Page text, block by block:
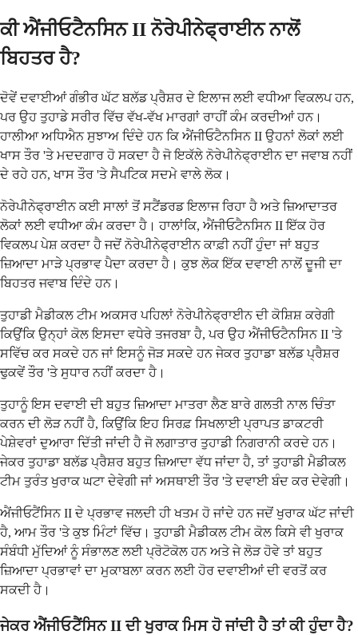
ਕੀ ਐਂਜੀਓਟੈਨਸਿਨ II ਨੋਰੇਪੀਨੇਫ੍ਰਾਈਨ ਨਾਲੋਂ
ਬਿਹਤਰ ਹੈ?
ਦੋਵੇਂ ਦਵਾਈਆਂ ਗੰਭੀਰ ਘੱਟ ਬਲੱਡ ਪ੍ਰੈਸ਼ਰ ਦੇ ਇਲਾਜ ਲਈ ਵਧੀਆ ਵਿਕਲਪ ਹਨ,
ਪਰ ਉਹ ਤੁਹਾਡੇ ਸਰੀਰ ਵਿੱਚ ਵੱਖ-ਵੱਖ ਮਾਰਗਾਂ ਰਾਹੀਂ ਕੰਮ ਕਰਦੀਆਂ ਹਨ।
ਹਾਲੀਆ ਅਧਿਐਨ ਸੁਝਾਅ ਦਿੰਦੇ ਹਨ ਕਿ ਐਂਜੀਓਟੈਨਸਿਨ II ਉਹਨਾਂ ਲੋਕਾਂ ਲਈ
ਖਾਸ ਤੌਰ 'ਤੇ ਮਦਦਗਾਰ ਹੋ ਸਕਦਾ ਹੈ ਜੋ ਇਕੱਲੇ ਨੋਰੇਪੀਨੇਫ੍ਰਾਈਨ ਦਾ ਜਵਾਬ ਨਹੀਂ
ਦੇ ਰਹੇ ਹਨ, ਖਾਸ ਤੌਰ 'ਤੇ ਸੈਪਟਿਕ ਸਦਮੇ ਵਾਲੇ ਲੋਕ।
ਨੋਰੇਪੀਨੇਫ੍ਰਾਈਨ ਕਈ ਸਾਲਾਂ ਤੋਂ ਸਟੈਂਡਰਡ ਇਲਾਜ ਰਿਹਾ ਹੈ ਅਤੇ ਜ਼ਿਆਦਾਤਰ
ਲੋਕਾਂ ਲਈ ਵਧੀਆ ਕੰਮ ਕਰਦਾ ਹੈ। ਹਾਲਾਂਕਿ, ਐਂਜੀਓਟੈਨਸਿਨ II ਇੱਕ ਹੋਰ
ਵਿਕਲਪ ਪੇਸ਼ ਕਰਦਾ ਹੈ ਜਦੋਂ ਨੋਰੇਪੀਨੇਫ੍ਰਾਈਨ ਕਾਫ਼ੀ ਨਹੀਂ ਹੁੰਦਾ ਜਾਂ ਬਹੁਤ
ਜ਼ਿਆਦਾ ਮਾੜੇ ਪ੍ਰਭਾਵ ਪੈਦਾ ਕਰਦਾ ਹੈ। ਕੁਝ ਲੋਕ ਇੱਕ ਦਵਾਈ ਨਾਲੋਂ ਦੂਜੀ ਦਾ
ਬਿਹਤਰ ਜਵਾਬ ਦਿੰਦੇ ਹਨ।
ਤੁਹਾਡੀ ਮੈਡੀਕਲ ਟੀਮ ਅਕਸਰ ਪਹਿਲਾਂ ਨੋਰੇਪੀਨੇਫ੍ਰਾਈਨ ਦੀ ਕੋਸ਼ਿਸ਼ ਕਰੇਗੀ
ਕਿਉਂਕਿ ਉਨ੍ਹਾਂ ਕੋਲ ਇਸਦਾ ਵਧੇਰੇ ਤਜਰਬਾ ਹੈ, ਪਰ ਉਹ ਐਂਜੀਓਟੈਨਸਿਨ II 'ਤੇ
ਸਵਿੱਚ ਕਰ ਸਕਦੇ ਹਨ ਜਾਂ ਇਸਨੂੰ ਜੋੜ ਸਕਦੇ ਹਨ ਜੇਕਰ ਤੁਹਾਡਾ ਬਲੱਡ ਪ੍ਰੈਸ਼ਰ
ਢੁਕਵੇਂ ਤੌਰ 'ਤੇ ਸੁਧਾਰ ਨਹੀਂ ਕਰਦਾ ਹੈ।
ਤੁਹਾਨੂੰ ਇਸ ਦਵਾਈ ਦੀ ਬਹੁਤ ਜ਼ਿਆਦਾ ਮਾਤਰਾ ਲੈਣ ਬਾਰੇ ਗਲਤੀ ਨਾਲ ਚਿੰਤਾ
ਕਰਨ ਦੀ ਲੋੜ ਨਹੀਂ ਹੈ, ਕਿਉਂਕਿ ਇਹ ਸਿਰਫ਼ ਸਿਖਲਾਈ ਪ੍ਰਾਪਤ ਡਾਕਟਰੀ
ਪੇਸ਼ੇਵਰਾਂ ਦੁਆਰਾ ਦਿੱਤੀ ਜਾਂਦੀ ਹੈ ਜੋ ਲਗਾਤਾਰ ਤੁਹਾਡੀ ਨਿਗਰਾਨੀ ਕਰਦੇ ਹਨ।
ਜੇਕਰ ਤੁਹਾਡਾ ਬਲੱਡ ਪ੍ਰੈਸ਼ਰ ਬਹੁਤ ਜ਼ਿਆਦਾ ਵੱਧ ਜਾਂਦਾ ਹੈ, ਤਾਂ ਤੁਹਾਡੀ ਮੈਡੀਕਲ
ਟੀਮ ਤੁਰੰਤ ਖੁਰਾਕ ਘਟਾ ਦੇਵੇਗੀ ਜਾਂ ਅਸਥਾਈ ਤੌਰ 'ਤੇ ਦਵਾਈ ਬੰਦ ਕਰ ਦੇਵੇਗੀ।
ਐਂਜੀਓਟੈਂਸਿਨ II ਦੇ ਪ੍ਰਭਾਵ ਜਲਦੀ ਹੀ ਖਤਮ ਹੋ ਜਾਂਦੇ ਹਨ ਜਦੋਂ ਖੁਰਾਕ ਘੱਟ ਜਾਂਦੀ
ਹੈ, ਆਮ ਤੌਰ 'ਤੇ ਕੁਝ ਮਿੰਟਾਂ ਵਿੱਚ। ਤੁਹਾਡੀ ਮੈਡੀਕਲ ਟੀਮ ਕੋਲ ਕਿਸੇ ਵੀ ਖੁਰਾਕ
ਸੰਬੰਧੀ ਮੁੱਦਿਆਂ ਨੂੰ ਸੰਭਾਲਣ ਲਈ ਪ੍ਰੋਟੋਕੋਲ ਹਨ ਅਤੇ ਜੇ ਲੋੜ ਹੋਵੇ ਤਾਂ ਬਹੁਤ
ਜ਼ਿਆਦਾ ਪ੍ਰਭਾਵਾਂ ਦਾ ਮੁਕਾਬਲਾ ਕਰਨ ਲਈ ਹੋਰ ਦਵਾਈਆਂ ਦੀ ਵਰਤੋਂ ਕਰ
ਸਕਦੀ ਹੈ।
ਜੇਕਰ ਐਂਜੀਓਟੈਂਸਿਨ II ਦੀ ਖੁਰਾਕ ਮਿਸ ਹੋ ਜਾਂਦੀ ਹੈ ਤਾਂ ਕੀ ਹੁੰਦਾ ਹੈ?